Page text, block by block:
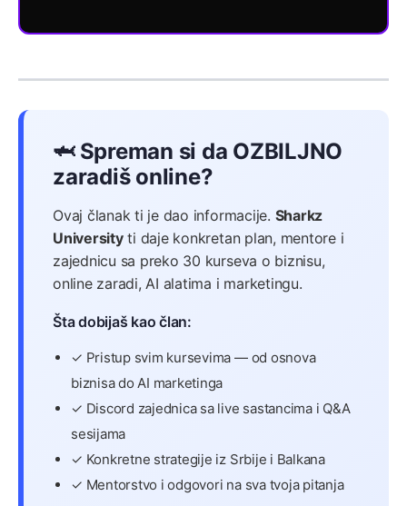
🦈 Spreman si da OZBILJNO
zaradiš online?
Ovaj članak ti je dao informacije. Sharkz
Universityti daje konkretan plan, mentore i
zajednicu sa preko 30 kurseva o biznisu,
online zaradi, AI alatima i marketingu.
Šta dobijaš kao član:
✓ Pristup svim kursevima — od osnova
biznisa do AI marketinga
✓ Discord zajednica sa live sastancima i Q&A
sesijama
✓ Konkretne strategije iz Srbije i Balkana
✓ Mentorstvo i odgovori na sva tvoja pitanja